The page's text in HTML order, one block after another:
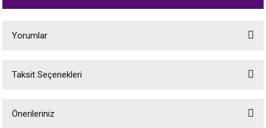
Yorumlar
Taksit Seçenekleri
Önerileriniz